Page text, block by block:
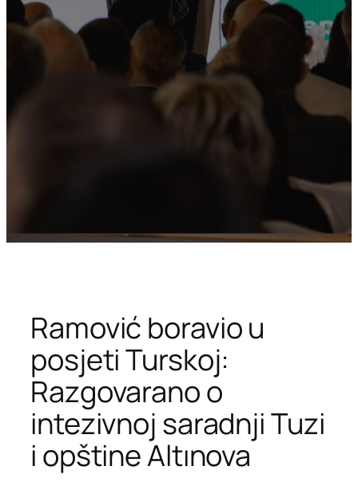
Ramović boravio u
posjeti Turskoj:
Razgovarano o
intezivnoj saradnji Tuzi
i opštine Altınova